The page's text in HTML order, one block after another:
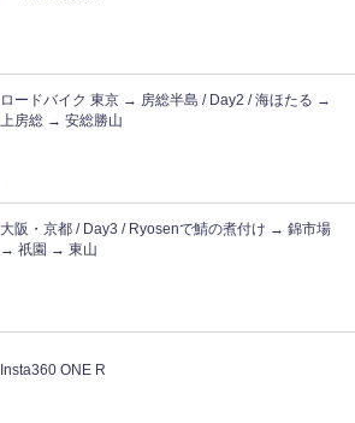
ロードバイク 東京 → 房総半島 / Day2 / 海ほたる →
上房総 → 安総勝山
大阪・京都 / Day3 / Ryosenで鯖の煮付け → 錦市場
→ 祇園 → 東山
Insta360 ONE R